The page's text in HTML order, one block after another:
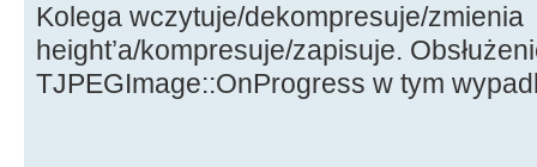
jpg->Assign(bmp);
jpg->CompressionQuality =
jpg-
Kolega wczytuje/dekompresuje/zmienia
height’a/kompresuje/zapisuje.
TJPEGImage::OnProgress w tym